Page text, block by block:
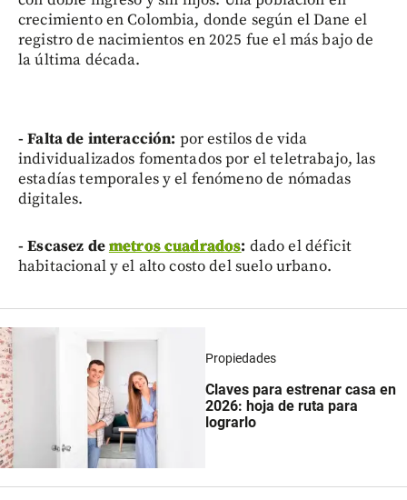
crecimiento en Colombia, donde según el Dane el
registro de nacimientos en 2025 fue el más bajo de
la última década.
- Falta de interacción: por estilos de vida
individualizados fomentados por el teletrabajo, las
estadías temporales y el fenómeno de nómadas
digitales.
- Escasez demetros cuadrados: dado el déficit
habitacional y el alto costo del suelo urbano.
Propiedades
Claves para estrenar casa en
2026: hoja de ruta para
lograrlo